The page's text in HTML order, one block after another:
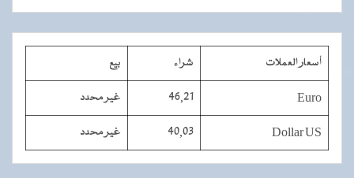
أسعار العملات شراء بيع
Euro
46,21 غير محدد
Dollar US
40,03 غير محدد